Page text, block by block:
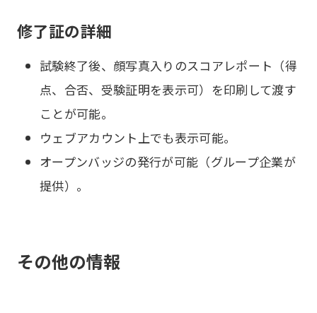
修了証の詳細
試験終了後、顔写真入りのスコアレポート（得
点、合否、受験証明を表示可）を印刷して渡す
ことが可能。
ウェブアカウント上でも表示可能。
オープンバッジの発行が可能（グループ企業が
提供）。
その他の情報